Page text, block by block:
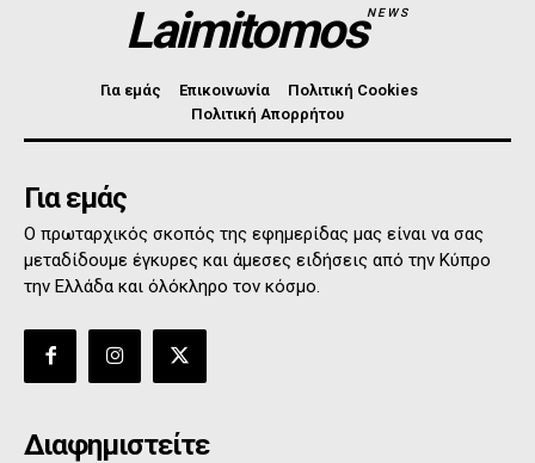
LaimitomosNEWS
Για εμάς Επικοινωνία
Πολιτική Cookies
Πολιτική Απορρήτου
Για εμάς
Ο πρωταρχικός σκοπός της εφημερίδας μας είναι να σας
μεταδίδουμε έγκυρες και άμεσες ειδήσεις από την Κύπρο
την Ελλάδα και όλόκληρο τον κόσμο.
Διαφημιστείτε